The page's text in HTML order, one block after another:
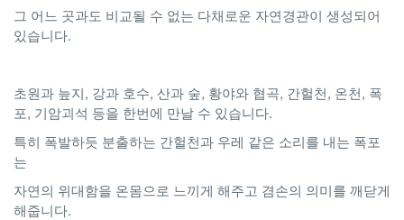
그 어느 곳과도 비교될 수 없는 다채로운 자연경관이 생성되어
있습니다.
초원과 늪지, 강과 호수, 산과 숲, 황야와 협곡, 간헐천, 온천, 폭
포, 기암괴석 등을 한번에 만날 수 있습니다.
특히 폭발하듯 분출하는 간헐천과 우레 같은 소리를 내는 폭포
는
자연의 위대함을 온몸으로 느끼게 해주고 겸손의 의미를 깨닫게
해줍니다.